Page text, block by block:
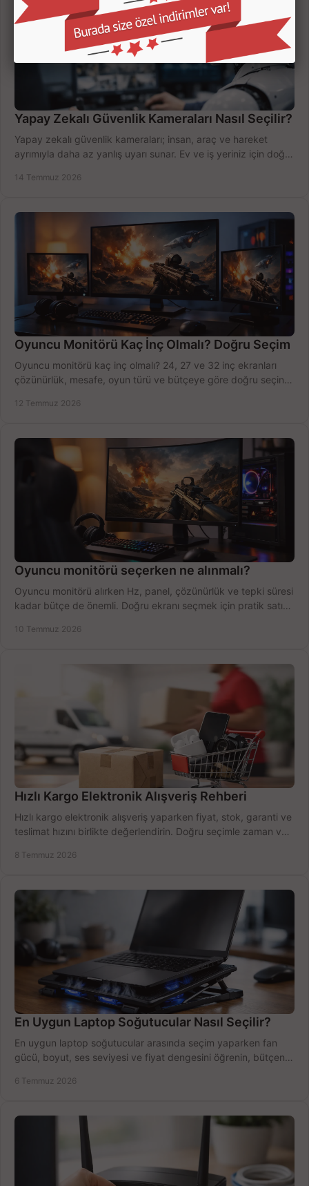
Yapay Zekalı Güvenlik Kameraları Nasıl Seçilir?
Yapay zekalı güvenlik kameraları; insan, araç ve hareket
ayrımıyla daha az yanlış uyarı sunar. Ev ve iş yeriniz için doğru
14 Temmuz 2026
Oyuncu Monitörü Kaç İnç Olmalı? Doğru Seçim
Oyuncu monitörü kaç inç olmalı? 24, 27 ve 32 inç ekranları
çözünürlük, mesafe, oyun türü ve bütçeye göre doğru seçin,
12 Temmuz 2026
Oyuncu monitörü seçerken ne alınmalı?
Oyuncu monitörü alırken Hz, panel, çözünürlük ve tepki süresi
kadar bütçe de önemli. Doğru ekranı seçmek için pratik satın
10 Temmuz 2026
Hızlı Kargo Elektronik Alışveriş Rehberi
Hızlı kargo elektronik alışveriş yaparken fiyat, stok, garanti ve
teslimat hızını birlikte değerlendirin. Doğru seçimle zaman ve
8 Temmuz 2026
En Uygun Laptop Soğutucular Nasıl Seçilir?
En uygun laptop soğutucular arasında seçim yaparken fan
gücü, boyut, ses seviyesi ve fiyat dengesini öğrenin, bütçenizi
6 Temmuz 2026